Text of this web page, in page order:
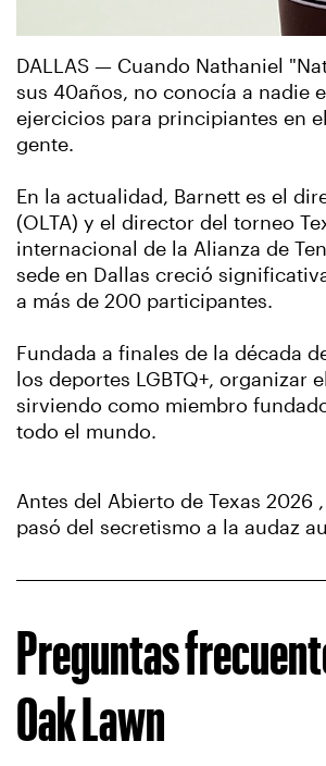
DALLAS — Cuando Nathaniel
sus 40años, no conocía a nadie
ejercicios para principiantes en
gente.
En la actualidad, Barnett es el
(OLTA) y el director del torneo
internacional de la Alianza de
sede en Dallas creció
a más de 200 participantes.
Fundada a finales de la década
los deportes LGBTQ+, organizar
sirviendo como miembro
todo el mundo.
Antes del Abierto de Texas 2026
pasó del secretismo a la audaz
Preguntas
Oak Lawn